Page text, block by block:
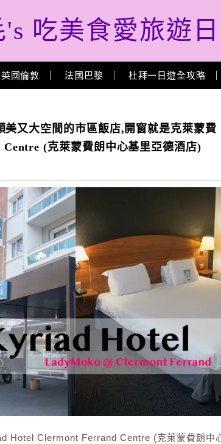
吃美食愛旅遊
英國倫敦 法國巴黎 杜拜一日遊全攻略
又大空間的市區飯店,開窗就是克萊蒙費
(克萊蒙費朗中心基里亞德酒店)
Hotel Clermont Ferrand Centre (克萊蒙費朗中